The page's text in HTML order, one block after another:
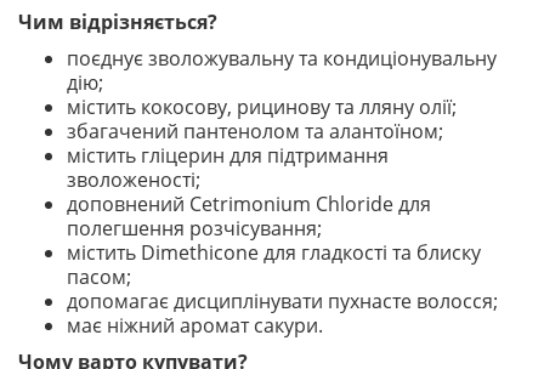
Чим відрізняється?
поєднує зволожувальну та кондиціонувальну
дію;
містить кокосову, рицинову та лляну олії;
збагачений пантенолом та алантоїном;
містить гліцерин для підтримання
зволоженості;
доповнений Cetrimonium Chloride для
полегшення розчісування;
містить Dimethicone для гладкості та блиску
пасом;
допомагає дисциплінувати пухнасте волосся;
має ніжний аромат сакури.
Чому варто купувати?